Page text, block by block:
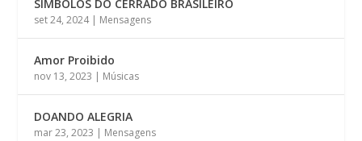
SÍMBOLOS DO CERRADO BRASILEIRO
set 24, 2024| Mensagens
Amor Proibido
nov 13, 2023 | Músicas
DOANDO ALEGRIA
mar 23, 2023 | Mensagens